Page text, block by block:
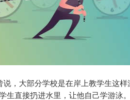
，大部分学校是在岸上教学生这样
生直接扔进水里，让他自己学游泳。